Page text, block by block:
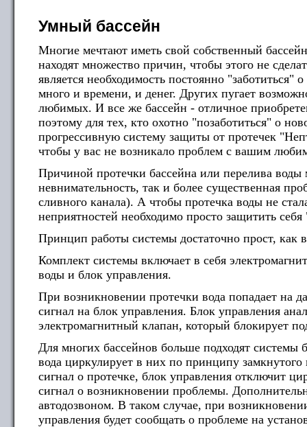
Умный бассейн
Многие мечтают иметь свой собственный
находят множество причин, чтобы этого не
является необходимость постоянно "заботиться"
много и времени, и денег. Других пугает
любимых. И все же бассейн - отличное
поэтому для тех, кто охотно "позаботиться" о
прогрессивную систему защиты от протечек
чтобы у вас не возникало проблем с вашим
Причиной протечки бассейна или перелива воды
невнимательность, так и более существенная
сливного канала). А чтобы протечка воды не
неприятностей необходимо просто защитить
Принцип работы системы достаточно прост, как
Комплект системы включает в себя
воды и блок управления.
При возникновении протечки вода попадает на
сигнал на блок управления. Блок управления
электромагнитный клапан, который блокирует
Для многих бассейнов больше подходят системы
вода циркулирует в них по принципу
сигнал о протечке, блок управления отключит
сигнал о возникновении проблемы.
автодозвоном. В таком случае, при
управления будет сообщать о проблеме на